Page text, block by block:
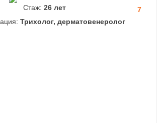
7
Стаж: 26 лет
Трихолог, дерматовенеролог